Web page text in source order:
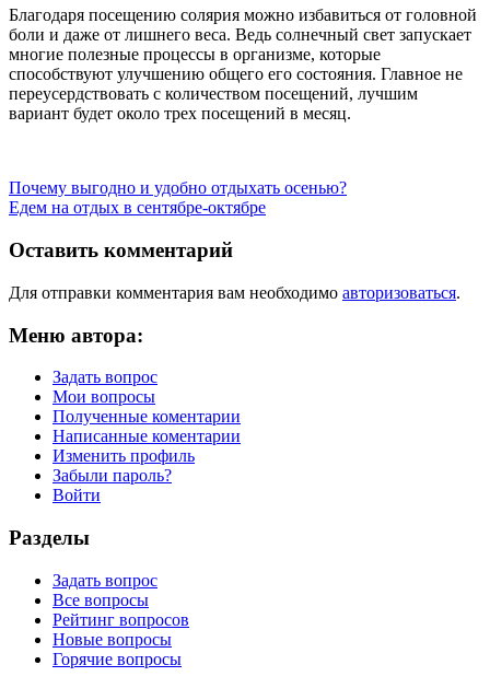
Благодаря посещению солярия можно избавиться от головной
боли и даже от лишнего веса. Ведь солнечный свет запускает
многие полезные процессы в организме, которые
способствуют улучшению общего его состояния. Главное не
переусердствовать с количеством посещений, лучшим
вариант будет около трех посещений в месяц.
Навигация
по
записям
Предыдущая
запись:
Почему выгодно и удобно отдыхать осенью?
Следующая
Едем на отдых в сентябре-октябре
Оставить комментарий
Для отправки комментария вам необходимо авторизоваться.
Меню автора:
Задать вопрос
Мои вопросы
Полученные коментарии
Написанные коментарии
Изменить профиль
Забыли пароль?
Войти
Разделы
Задать вопрос
Все вопросы
Рейтинг вопросов
Новые вопросы
Горячие вопросы